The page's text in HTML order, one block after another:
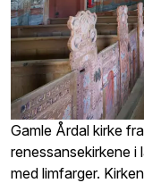
Gamle Årdal kirke
renessansekirkene
med limfarger.